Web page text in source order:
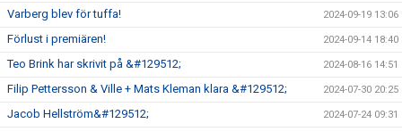
Varberg blev för tuffa! 2024-09-19 13:06
Förlust i premiären! 2024-09-14 18:40
Teo Brink har skrivit på &#129512; 2024-08-16 14:51
Filip Pettersson & Ville + Mats Kleman klara &#129512; 2024-07-30 20:25
Jacob Hellström&#129512; 2024-07-24 09:31